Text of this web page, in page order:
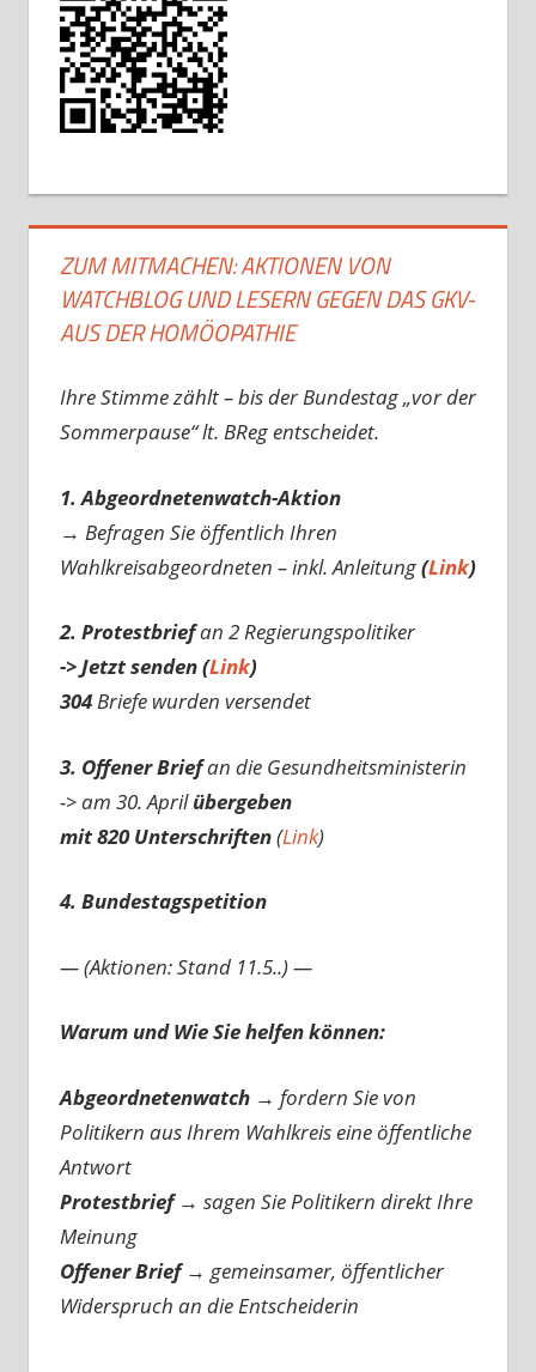
ZUM MITMACHEN: AKTIONEN VON
WATCHBLOG UND LESERN GEGEN DAS GKV-
AUS DER HOMÖOPATHIE
Ihre Stimme zählt – bis der Bundestag „vor der
Sommerpause“ lt. BReg entscheidet.
1. Abgeordnetenwatch-Aktion
→ Befragen Sie öffentlich Ihren
Wahlkreisabgeordneten – inkl. Anleitung(Link)
2. Protestbriefan 2 Regierungspolitiker
-> Jetzt senden (Link)
304Briefe wurden versendet
3. Offener Briefan die Gesundheitsministerin
-> am 30. Aprilübergeben
mit 820 Unterschriften(Link)
4. Bundestagspetition
— (Aktionen: Stand 11.5..) —
Warum und Wie Sie helfen können:
Abgeordnetenwatch → fordern Sie von
Politikern aus Ihrem Wahlkreis eine öffentliche
Antwort
Protestbrief → sagen Sie Politikern direkt Ihre
Meinung
Offener Brief → gemeinsamer, öffentlicher
Widerspruch an die Entscheiderin